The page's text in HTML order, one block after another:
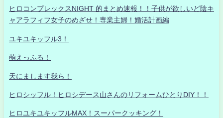
ヒロコンプレックスNIGHT 的まとめ速報！！子供が欲しいど陰キ
ャアラフィフ女子のめざせ！専業主婦！婚活計画編
ユキユキッフル3！
萌えっふる！
天にまします我ら！
ヒロシッフル！ヒロシデース山さんのリフォームひとりDIY！！
ヒロユキユキッフルMAX！スーパークッキング！